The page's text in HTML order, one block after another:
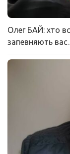
Олег БАЙ: хто
запевняють